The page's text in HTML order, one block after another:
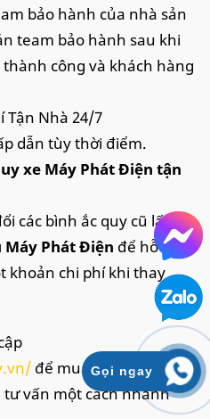
bảo hành của nhà sản
team bảo hành sau khi
công và khách hàng
Tận Nhà 24/7
dẫn tùy thời điểm.
xe Máy Phát Điện tận
các bình ắc quy cũ lấy
Máy Phát Điện để hỗ trợ
khoản chi phí khi thay
để mua hàng và nhận
vấn một cách nhanh
Gọi ngay